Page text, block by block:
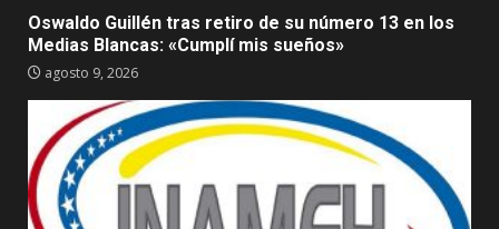
Oswaldo Guillén tras retiro de su número 13 en los
Medias Blancas: «Cumplí mis sueños»
agosto 9, 2026